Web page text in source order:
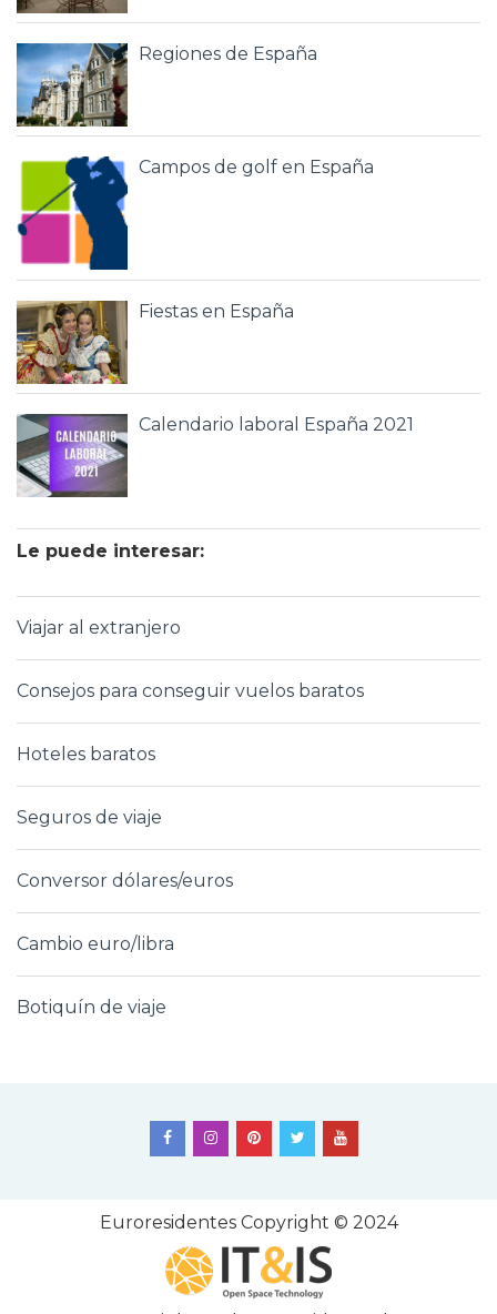
Regiones de España
Campos de golf en España
Fiestas en España
Calendario laboral España 2021
Le puede interesar:
Viajar al extranjero
Consejos para conseguir vuelos baratos
Hoteles baratos
Seguros de viaje
Conversor dólares/euros
Cambio euro/libra
Botiquín de viaje
EuroresidentesCopyright © 2024